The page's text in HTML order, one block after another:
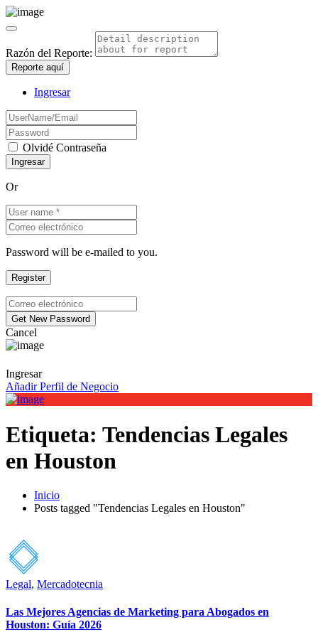
Razón del Reporte:
Reporte aquí
Ingresar
Olvidé Contraseña
Or
Password will be e-mailed to you.
Cancel
Ingresar
Añadir Perfil de Negocio
Etiqueta: Tendencias Legales
en Houston
Inicio
Posts tagged "Tendencias Legales en Houston"
Legal, Mercadotecnia
Las Mejores Agencias de Marketing para Abogados en
Houston: Guía 2026